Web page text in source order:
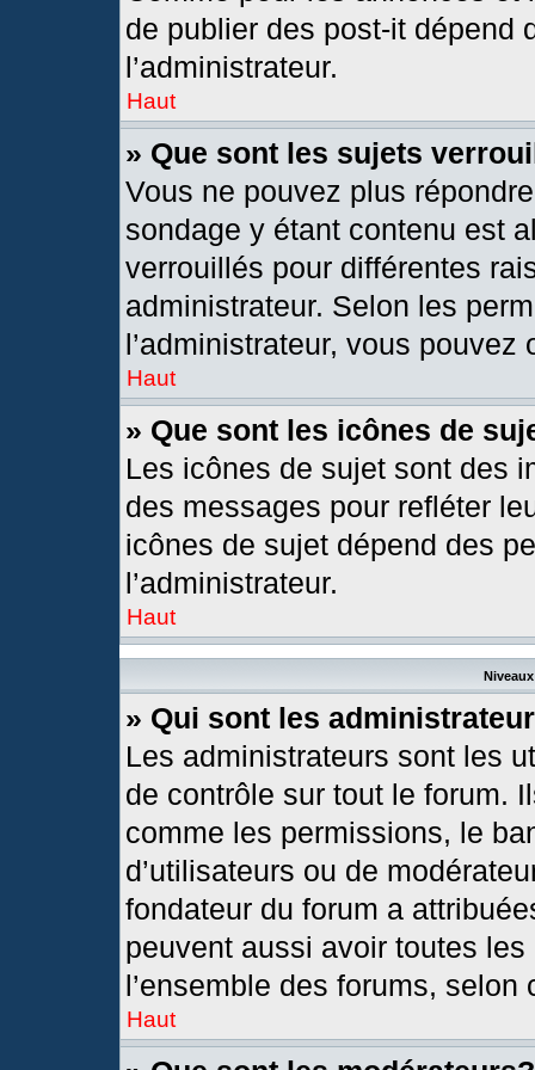
de publier des post-it dépend
l’administrateur.
Haut
» Que sont les sujets
Vous ne pouvez plus
sondage y étant contenu est
verrouillés pour différentes
administrateur. Selon les
l’administrateur, vous
Haut
» Que sont les icônes de
Les icônes de sujet sont des
des messages pour refléter
icônes de sujet dépend des
l’administrateur.
Haut
» Qui sont les
Les administrateurs sont les
de contrôle sur tout le forum.
comme les permissions, le
d’utilisateurs ou de
fondateur du forum a
peuvent aussi avoir toutes
l’ensemble des forums,
Haut